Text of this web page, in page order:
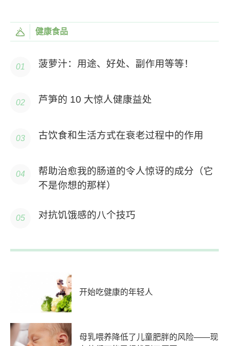
健康食品
菠萝汁：用途、好处、副作用等等！
芦笋的 10 大惊人健康益处
古饮食和生活方式在衰老过程中的作用
帮助治愈我的肠道的令人惊讶的成分（它
不是你想的那样）
对抗饥饿感的八个技巧
开始吃健康的年轻人
母乳喂养降低了儿童肥胖的风险——现